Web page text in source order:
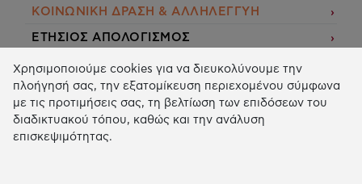
ΚΟΙΝΩΝΙΚΗ ΔΡΑΣΗ & ΑΛΛΗΛΕΓΓΥΗ
ΕΤΗΣΙΟΣ ΑΠΟΛΟΓΙΣΜΟΣ
E-LIBRARY
ΧΡΗΜΑΤΟΔΟΤΗΣΕΙΣ
ΑΙΤΗΣΗ ΧΡΗΜΑΤΟΔΟΤΗΣΗΣ
Χρησιμοποιούμε cookies για να διευκολύνουμε την
πλοήγησή σας, την εξατομίκευση περιεχομένου σύμφωνα
με τις προτιμήσεις σας, τη βελτίωση των επιδόσεων του
διαδικτυακού τόπου, καθώς και την ανάλυση
επισκεψιμότητας.